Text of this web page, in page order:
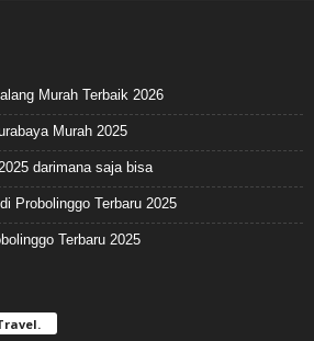
Murah Terbaik 2026
Murah 2025
darimana saja bisa
Probolinggo Terbaru 2025
Terbaru 2025